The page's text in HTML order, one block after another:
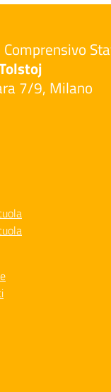
7/9, Milano